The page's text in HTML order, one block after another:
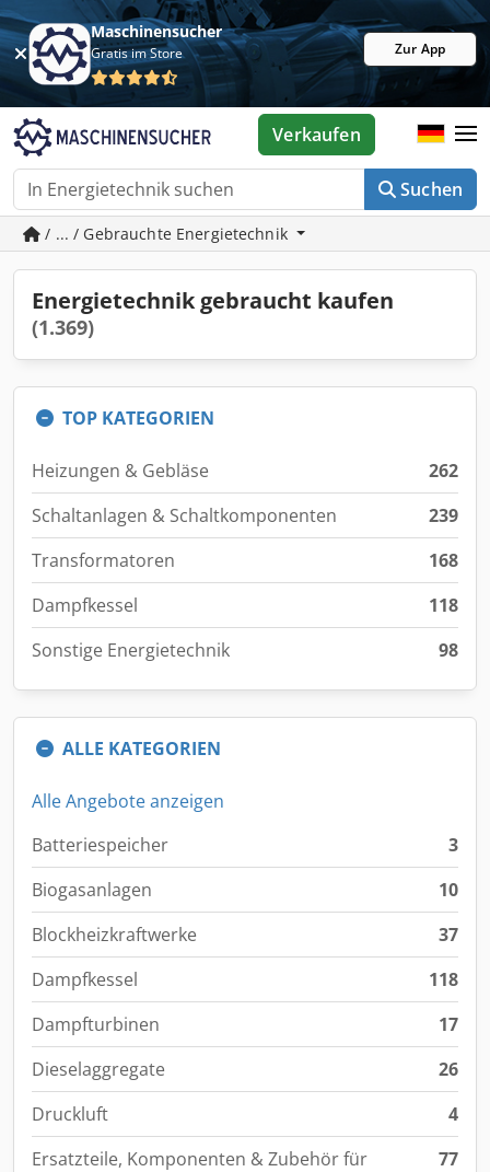
Maschinensucher
Gratis im Store Zur App
Suchen
Verkaufen
/ ... / Gebrauchte Energietechnik
Energietechnik gebraucht kaufen
(1.369)
TOP KATEGORIEN
Heizungen & Gebläse
262
Schaltanlagen & Schaltkomponenten
239
Transformatoren
168
Dampfkessel
118
Sonstige Energietechnik
98
ALLE KATEGORIEN
Alle Angebote anzeigen
Batteriespeicher
3
Biogasanlagen
10
Blockheizkraftwerke
37
Dampfkessel
118
Dampfturbinen
17
Dieselaggregate
26
Druckluft
4
Ersatzteile, Komponenten & Zubehör für
77